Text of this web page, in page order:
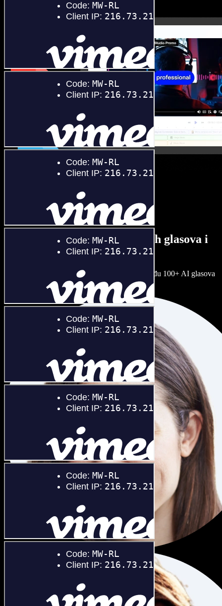
Veliki izbor muških i ženskih glasova i
raznih naglasaka
Nijedan projekt ne mora zvučati isto. Birajte među 100+ AI glasova
i naglasaka i prilagodite ih sebi.